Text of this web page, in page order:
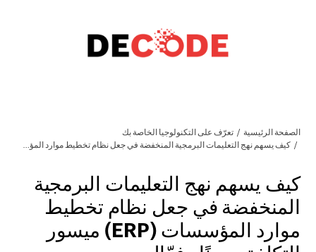
الصفحة الرئيسية
تعرّف على التكنولوجيا الخاصة بك
كيف يسهم نهج التعليمات البرمجية المنخفضة في جعل نظام تخطيط موارد المؤسسات (ERP) ميسور التكلفة ومرنًا وفعّال
كيف يسهم نهج التعليمات البرمجية
المنخفضة في جعل نظام تخطيط
موارد المؤسسات (ERP) ميسور